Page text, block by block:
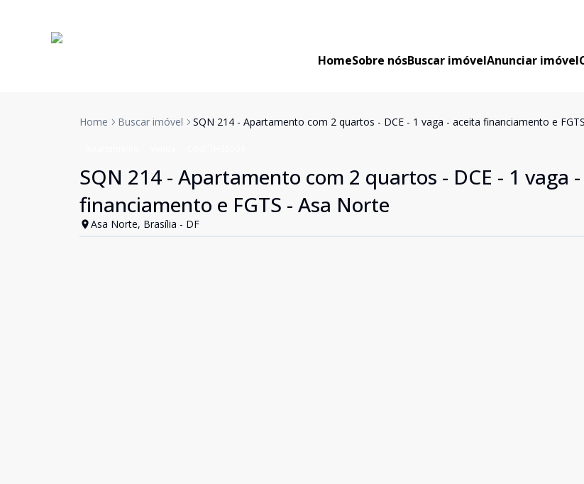
HomeSobre nósBuscar imóvelAnunciar imóvel
Home Buscar imóvel SQN 214 - Apartamento com 2 quartos - DCE - 1 vaga - aceita financiamento e
SQN 214 - Apartamento com 2 quartos - DCE - 1 vaga
financiamento e FGTS - Asa Norte
Asa Norte, Brasília - DF